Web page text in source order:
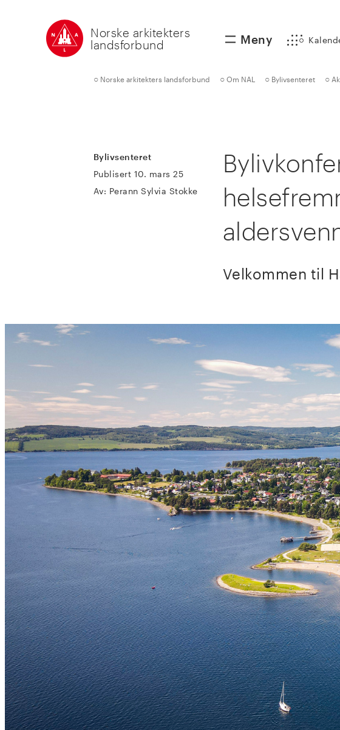
Norske arkitekters
landsforbund
Meny
○ Norske arkitekters landsforbund ○ Om NAL ○ Bylivsenteret ○
Bylivsenteret
Publisert 10. mars 25
Av: Perann Sylvia Stokke
Velkommen til